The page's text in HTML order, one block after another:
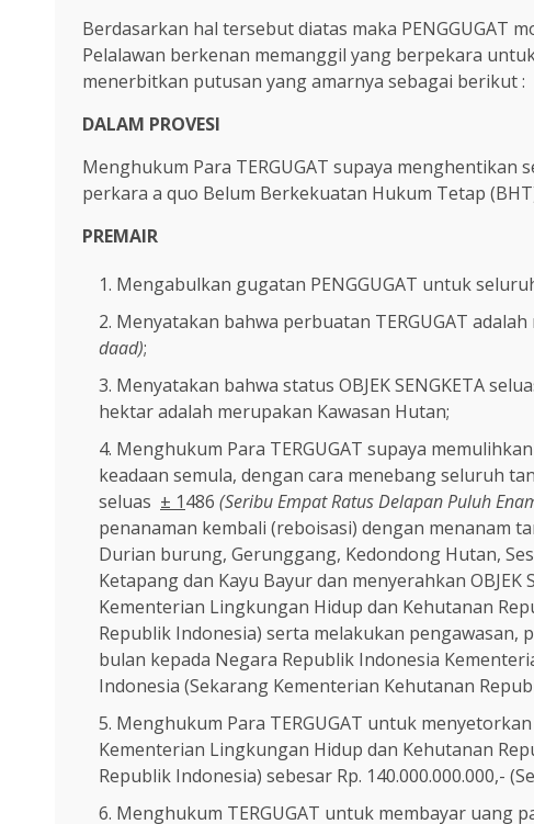
Berdasarkan hal tersebut diatas maka PENGGUGAT
Pelalawan berkenan memanggil yang berpekara
menerbitkan putusan yang amarnya sebagai berikut :
DALAM PROVESI
Menghukum Para TERGUGAT supaya menghentikan
perkara a quo Belum Berkekuatan Hukum Tetap
PREMAIR
Mengabulkan gugatan PENGGUGAT untuk
Menyatakan bahwa perbuatan TERGUGAT
daad);
Menyatakan bahwa status OBJEK SENGKETA
hektar adalah merupakan Kawasan Hutan;
Menghukum Para TERGUGAT supaya
keadaan semula, dengan cara menebang seluruh
seluas ± 1486 (Seribu Empat Ratus Delapan Puluh
penanaman kembali (reboisasi) dengan menanam
Durian burung, Gerunggang, Kedondong Hutan,
Ketapang dan Kayu Bayur dan menyerahkan
Kementerian Lingkungan Hidup dan Kehutanan
Republik Indonesia) serta melakukan pengawasan,
bulan kepada Negara Republik Indonesia
Indonesia (Sekarang Kementerian Kehutanan
Menghukum Para TERGUGAT untuk menyetorkan
Kementerian Lingkungan Hidup dan Kehutanan
Republik Indonesia) sebesar Rp. 140.000.000.000,-
Menghukum TERGUGAT untuk membayar uang